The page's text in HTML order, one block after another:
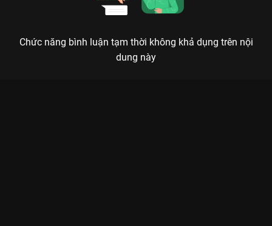
Chức năng bình luận tạm thời không khả dụng trên nội
dung này